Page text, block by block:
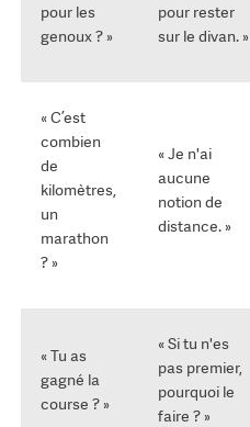
pour les
genoux ? »
pour rester
sur le divan. »
« C’est
combien
de
kilomètres,
un
marathon
? »
« Je n'ai
aucune
notion de
distance. »
« Tu as
gagné la
course ? »
« Si tu n'es
pas premier,
pourquoi le
faire ? »